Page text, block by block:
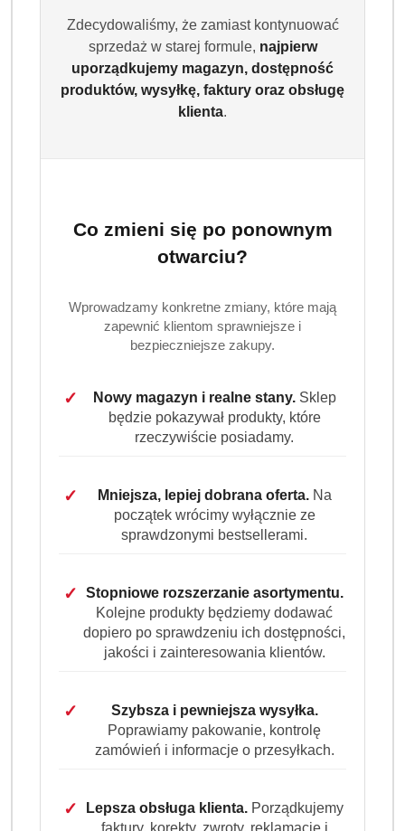
Zdecydowaliśmy, że zamiast kontynuować
sprzedaż w starej formule, najpierw
uporządkujemy magazyn, dostępność
produktów, wysyłkę, faktury oraz obsługę
klienta.
Co zmieni się po ponownym
otwarciu?
Wprowadzamy konkretne zmiany, które mają
zapewnić klientom sprawniejsze i
bezpieczniejsze zakupy.
✓ Nowy magazyn i realne stany.Sklep
będzie pokazywał produkty, które
rzeczywiście posiadamy.
✓ Mniejsza, lepiej dobrana oferta.Na
początek wrócimy wyłącznie ze
sprawdzonymi bestsellerami.
✓
Stopniowe rozszerzanie asortymentu.
Kolejne produkty będziemy dodawać
dopiero po sprawdzeniu ich dostępności,
jakości i zainteresowania klientów.
✓
Szybsza i pewniejsza wysyłka.
Poprawiamy pakowanie, kontrolę
zamówień i informacje o przesyłkach.
✓ Lepsza obsługa klienta.Porządkujemy
faktury, korekty, zwroty, reklamacje i